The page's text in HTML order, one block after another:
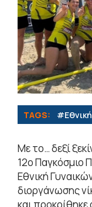
TAGS:
Με το… δεξί
12ο Παγκόσμιο
Εθνική
διοργάνωσης
και προκρίθηκε